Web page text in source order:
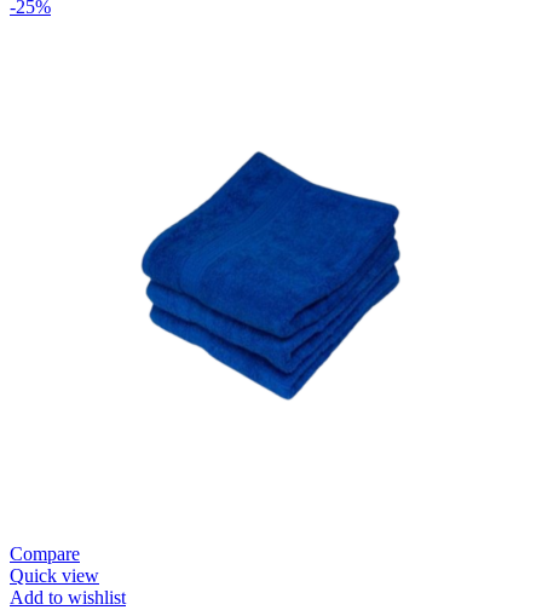
-25%
Compare
Quick view
Add to wishlist